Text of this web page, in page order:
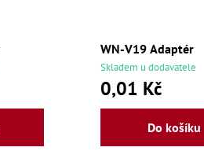
WN-V19 Adaptér
Skladem u dodavatele
0,01 Kč
Do košíku